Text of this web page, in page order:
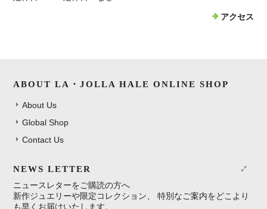
アクセス
ABOUT LA・JOLLA HALE ONLINE SHOP
About Us
Global Shop
Contact Us
NEWS LETTER
ニュースレターをご購読の方へ
新作ジュエリーや限定コレクション、 特別なご案内をどこより
も早くお届けいたします。